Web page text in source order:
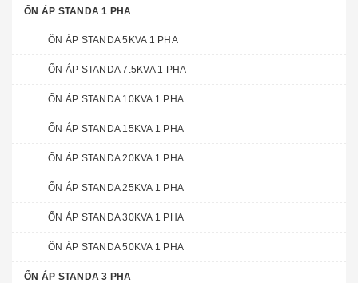
ỔN ÁP STANDA 1 PHA
ỔN ÁP STANDA 5KVA 1 PHA
ỔN ÁP STANDA 7.5KVA 1 PHA
ỔN ÁP STANDA 10KVA 1 PHA
ỔN ÁP STANDA 15KVA 1 PHA
ỔN ÁP STANDA 20KVA 1 PHA
ỔN ÁP STANDA 25KVA 1 PHA
ỔN ÁP STANDA 30KVA 1 PHA
ỔN ÁP STANDA 50KVA 1 PHA
ỔN ÁP STANDA 3 PHA